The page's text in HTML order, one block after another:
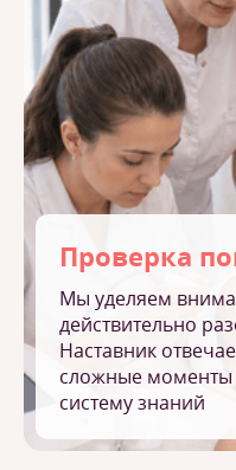
Проверка
Мы уделяем
действительно
Наставник
сложные моменты
систему знаний